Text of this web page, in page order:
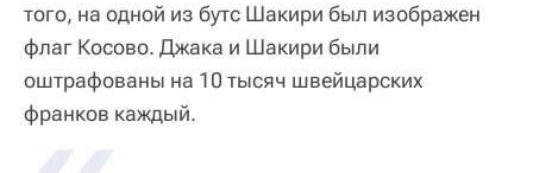
того, на одной из бутс Шакири был изображен
флаг Косово. Джака и Шакири были
оштрафованы на 10 тысяч швейцарских
франков каждый.